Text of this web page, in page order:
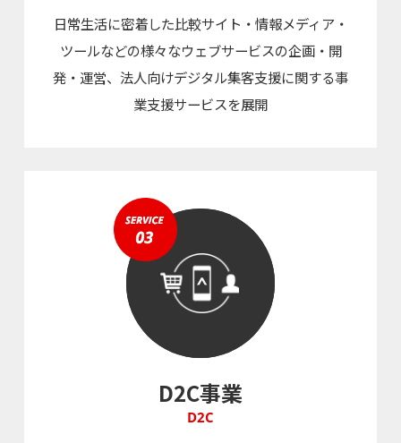
日常生活に密着した比較サイト・情報メディア・
ツールなどの様々なウェブサービスの企画・開
発・運営、法人向けデジタル集客支援に関する事
業支援サービスを展開
D2C事業
D2C